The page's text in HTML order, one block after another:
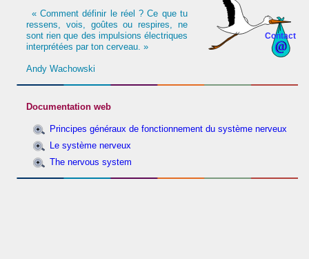
Contact
« Comment définir le réel ? Ce que tu
ressens, vois, goûtes ou respires, ne
sont rien que des impulsions électriques
interprétées par ton cerveau. »
Andy Wachowski
Documentation web
Principes généraux de fonctionnement du système nerveux
Le système nerveux
The nervous system